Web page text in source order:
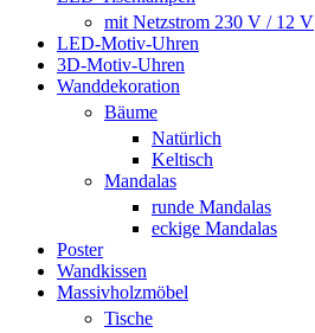
mit Netzstrom 230 V / 12 V
LED-Motiv-Uhren
3D-Motiv-Uhren
Wanddekoration
Bäume
Natürlich
Keltisch
Mandalas
runde Mandalas
eckige Mandalas
Poster
Wandkissen
Massivholzmöbel
Tische